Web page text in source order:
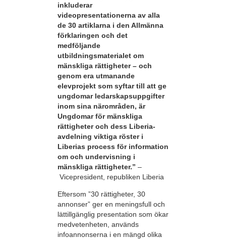
inkluderar
videopresentationerna av alla
de 30 artiklarna i den Allmänna
förklaringen och det
medföljande
utbildningsmaterialet om
mänskliga rättigheter – och
genom era utmanande
elevprojekt som syftar till att ge
ungdomar ledarskapsuppgifter
inom sina närområden, är
Ungdomar för mänskliga
rättigheter och dess Liberia-
avdelning viktiga röster i
Liberias process för information
om och undervisning i
mänskliga rättigheter.” –
Vicepresident, republiken Liberia
Eftersom ”30 rättigheter, 30
annonser” ger en meningsfull och
lättillgänglig presentation som ökar
medvetenheten, används
infoannonserna i en mängd olika